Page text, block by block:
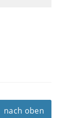
nach oben